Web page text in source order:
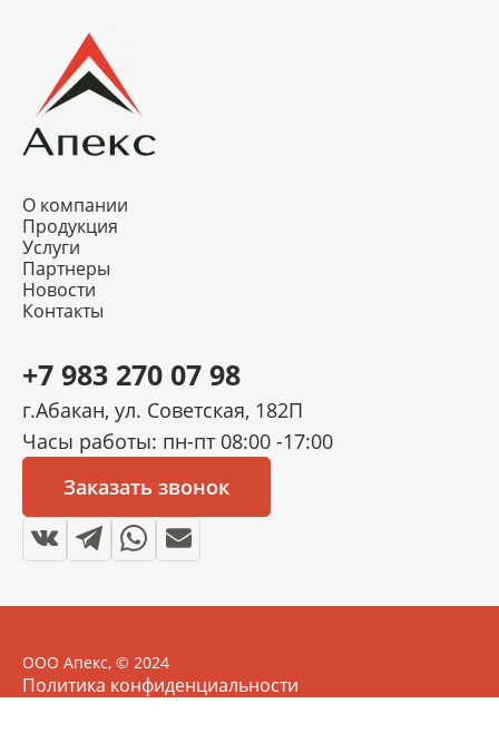
О компании
Продукция
Услуги
Партнеры
Новости
Контакты
+7 983 270 07 98
г.Абакан, ул. Советская, 182П
Часы работы: пн-пт 08:00 -17:00
Заказать звонок
ООО Апекс, © 2024
Политика конфиденциальности